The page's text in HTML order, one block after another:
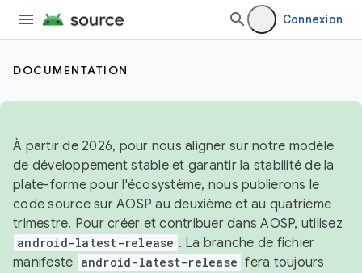
Connexion
DOCUMENTATION
À partir de 2026, pour nous aligner sur notre modèle
de développement stable et garantir la stabilité de la
plate-forme pour l'écosystème, nous publierons le
code source sur AOSP au deuxième et au quatrième
trimestre. Pour créer et contribuer dans AOSP, utilisez
android-latest-release . La branche de fichier
manifeste android-latest-release fera toujours